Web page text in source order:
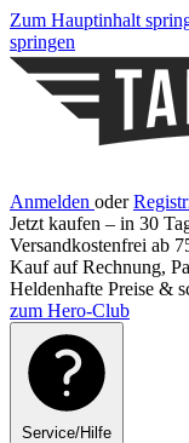
Zum Hauptinhalt
springen
Anmelden oder
Jetzt kaufen – in 30
Versandkostenfrei ab
Kauf auf Rechnung,
Heldenhafte Preise &
zum Hero-Club
Service/Hilfe